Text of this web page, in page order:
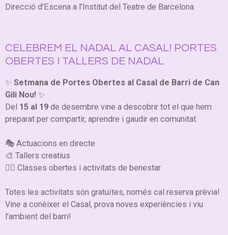
Direcció d’Escena a l’Institut del Teatre de Barcelona.
CELEBREM EL NADAL AL CASAL! PORTES
OBERTES I TALLERS DE NADAL
✨ Setmana de Portes Obertes al Casal de Barri de Can
Gili Nou! ✨
Del 15 al 19 de desembre vine a descobrir tot el que hem
preparat per compartir, aprendre i gaudir en comunitat.
🎭 Actuacions en directe
🎨 Tallers creatius
🏃‍♀️ Classes obertes i activitats de benestar
Totes les activitats són gratuïtes, només cal reserva prèvia!
Vine a conèixer el Casal, prova noves experiències i viu
l’ambient del barri!